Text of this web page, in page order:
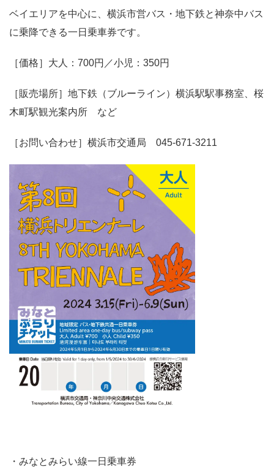
ベイエリアを中心に、横浜市営バス・地下鉄と神奈中バス
に乗降できる一日乗車券です。
［価格］大人：700円／小児：350円
［販売場所］地下鉄（ブルーライン）横浜駅駅事務室、桜
木町駅観光案内所 など
［お問い合わせ］横浜市交通局 045-671-3211
・みなとみらい線一日乗車券